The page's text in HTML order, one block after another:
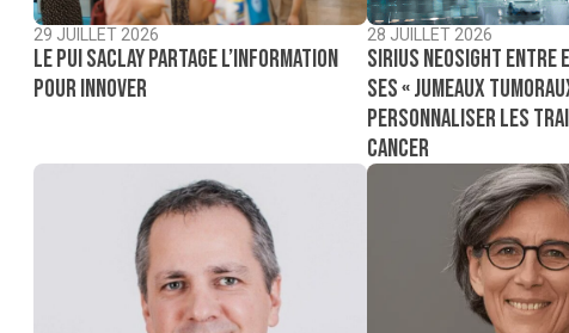
29 JUILLET 2026
Le PUI Saclay partage l’information
pour innover
28 JUILLET 2026
Sirius NeoSight entre
ses « jumeaux
personnaliser les
cancer